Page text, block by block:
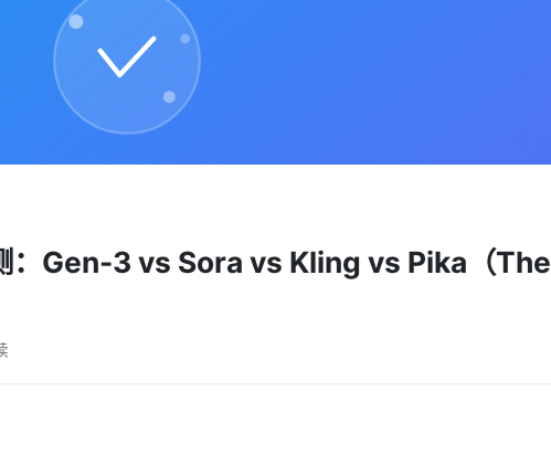
：Gen-3 vs Sora vs Kling vs Pika（The